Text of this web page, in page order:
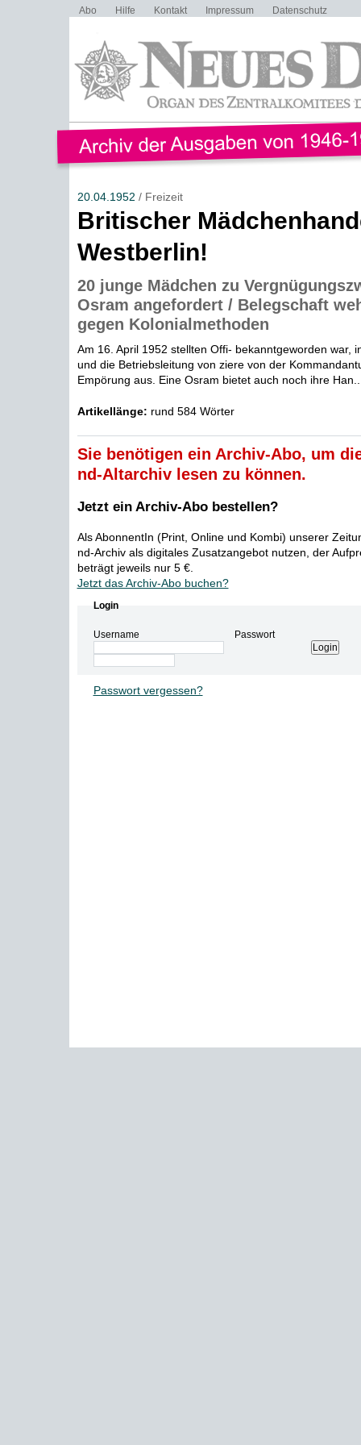
Abo Hilfe Kontakt Impressum Datenschutz
20.04.1952 / Freizeit
Britischer
Westberlin!
20 junge Mädchen zu
Osram angefordert / Belegschaft
gegen Kolonialmethoden
Am 16. April 1952 stellten Offi- bekanntgeworden war,
und die Betriebsleitung von ziere von der
Empörung aus. Eine Osram bietet auch noch ihre
Artikellänge: rund 584 Wörter
Sie benötigen ein Archiv-Abo, um
nd-Altarchiv lesen zu können.
Jetzt ein Archiv-Abo bestellen?
Als AbonnentIn (Print, Online und Kombi) unserer
nd-Archiv als digitales Zusatzangebot nutzen, der
beträgt jeweils nur 5 €.
Jetzt das Archiv-Abo buchen?
Login
Username Passwort
Passwort vergessen?